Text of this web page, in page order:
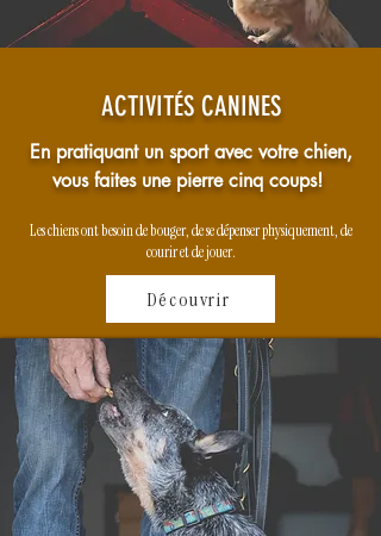
ACTIVITÉS CANINES
En pratiquant un sport avec votre chien,
vous faites une pierre cinq coups!
Les chiens ont besoin de bouger, de se dépenser physiquement, de
courir et de jouer.
Découvrir